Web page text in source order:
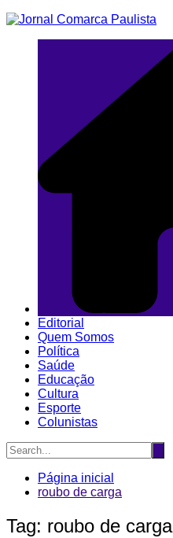
Ir
Editorial
Quem Somos
Política
Saúde
Educação
Cultura
Esporte
Colunistas
Página inicial
roubo de carga
Tag: roubo de carga